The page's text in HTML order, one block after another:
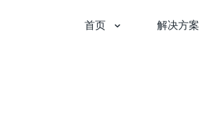
首页 解决方案